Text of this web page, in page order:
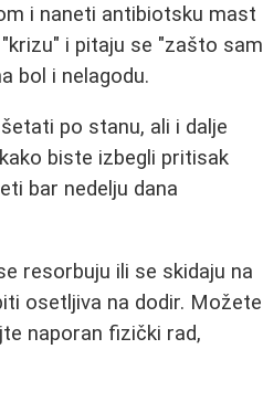
i naneti antibiotsku mast
i pitaju se "zašto sam
bol i nelagodu.
po stanu, ali i dalje
biste izbegli pritisak
bar nedelju dana
resorbuju ili se skidaju na
osetljiva na dodir. Možete
naporan fizički rad,